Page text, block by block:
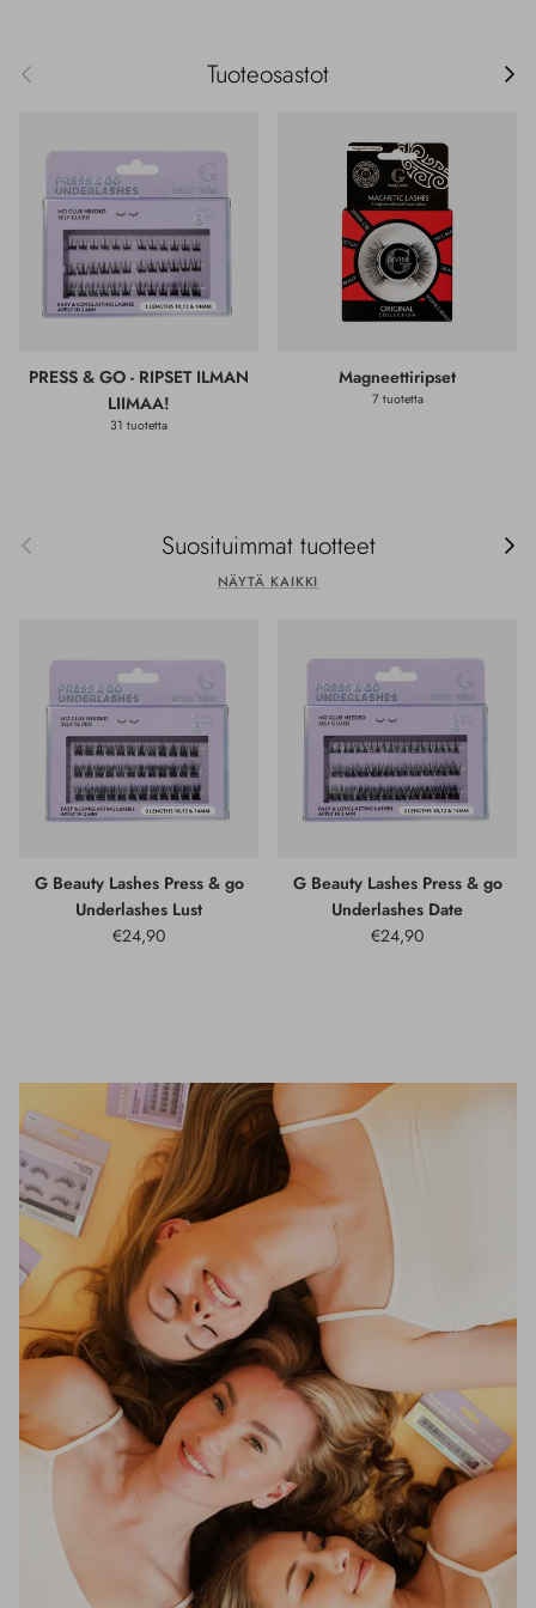
Edellinen Tuoteosastot
PRESS & GO - RIPSET ILMAN
LIIMAA!
31 tuotetta
Magneettiripset
7 tuotetta
Edellinen Suosituimmat tuotteet
NÄYTÄ KAIKKI
G Beauty Lashes Press & go
Underlashes Lust
€24,90
G Beauty Lashes Press & go
Underlashes Date
€24,90